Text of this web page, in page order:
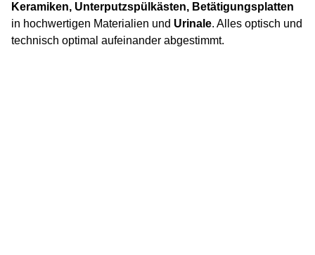
Keramiken, Unterputzspülkästen, Betätigungsplatten
in hochwertigen Materialien und Urinale. Alles optisch und
technisch optimal aufeinander abgestimmt.